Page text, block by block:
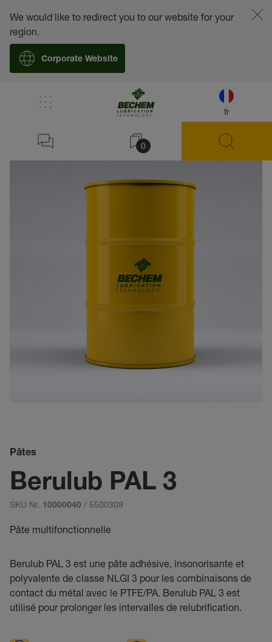
fr
0
We would like to redirect you to our website for your
region.
Corporate Website
Pâtes
Berulub PAL 3
SKU Nr. 10000040 / 5500309
Pâte multifonctionnelle
Berulub PAL 3 est une pâte adhésive, insonorisante et
polyvalente de classe NLGI 3 pour les combinaisons de
contact du métal avec le PTFE/PA. Berulub PAL 3 est
utilisé pour prolonger les intervalles de relubrification.